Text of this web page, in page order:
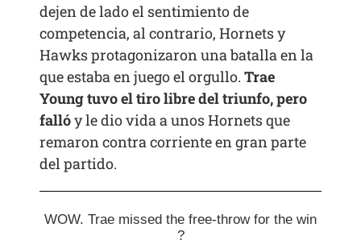
dejen de lado el sentimiento de
competencia, al contrario, Hornets y
Hawks protagonizaron una batalla en la
que estaba en juego el orgullo.Trae
Young tuvo el tiro libre del triunfo, pero
fallóy le dio vida a unos Hornets que
remaron contra corriente en gran parte
del partido.
WOW. Trae missed the free-throw for the win
?